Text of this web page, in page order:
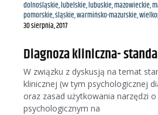
dolnośląskie,lubelskie,lubuskie,mazowieckie,
pomorskie,śląskie,warmińsko-mazurskie,
30 sierpnia, 2017
Diagnoza kliniczna-
W związku z dyskusją na temat
klinicznej (w tym psychologicznej
oraz zasad użytkowania narzędzi
psychologicznym na